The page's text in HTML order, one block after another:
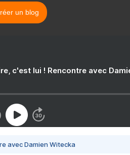
un blog
c'est lui ! Rencontre avec
avec Damien Witecka